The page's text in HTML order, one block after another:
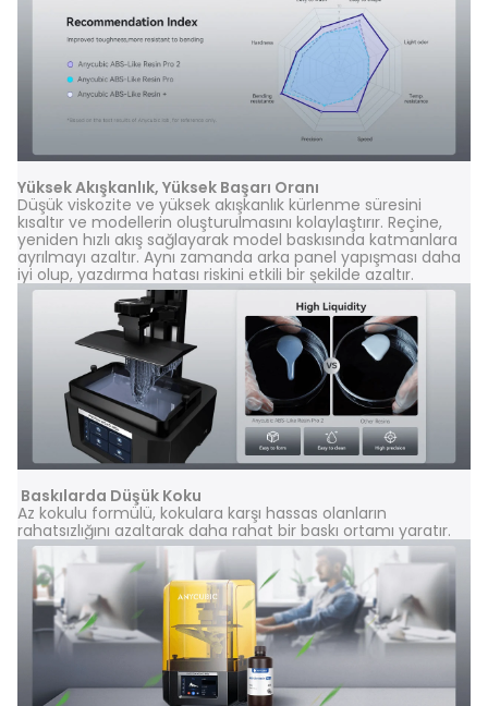
Yüksek Akışkanlık, Yüksek Başarı Oranı
Düşük viskozite ve yüksek akışkanlık kürlenme süresini
kısaltır ve modellerin oluşturulmasını kolaylaştırır. Reçine,
yeniden hızlı akış sağlayarak model baskısında katmanlara
ayrılmayı azaltır. Aynı zamanda arka panel yapışması daha
iyi olup, yazdırma hatası riskini etkili bir şekilde azaltır.
Baskılarda Düşük Koku
Az kokulu formülü, kokulara karşı hassas olanların
rahatsızlığını azaltarak daha rahat bir baskı ortamı yaratır.